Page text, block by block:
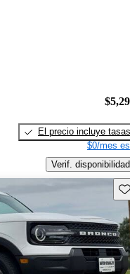
El precio incluye tasas
$0/mes
Verif. disponibilidad